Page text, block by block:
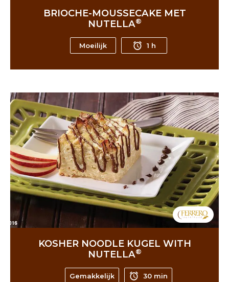
BRIOCHE-MOUSSECAKE MET
NUTELLA®
Moeilijk 1 h
KOSHER NOODLE KUGEL WITH
NUTELLA®
Gemakkelijk 30 min